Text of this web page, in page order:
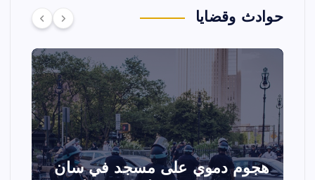
حوادث وقضايا
مسجد في سان
تصادم مقاتلتين